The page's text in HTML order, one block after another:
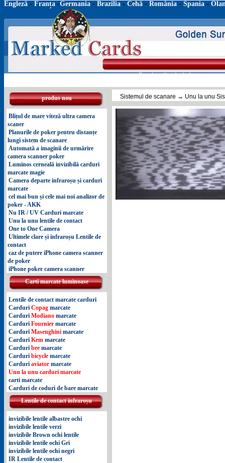
Engleză- Franța-Germania - Brazilia- Cehă - România- Spania -
acasă lentile de infraroșu
produs nou
Blițul de mare viteză ultra camera
scaner
Planurile de poker pentru distanțe
lungi sistem de scanare
Automată a imaginii de urmărire
camera scanner poker
Luminos cerneală invizibilă carduri
marcate magie
Camera departe infraroșu și carduri
marcate
cel mai bun și cele mai noi analizor de
poker - AKK
Nu IR / UV Carduri marcate
Unu la unu lentile de contact
One to One Camera
Ultimele clare și infraroșu Lentile de
contact
caz de putere iPhone camera scanner
de poker
iPhone poker camera scanner
Carti marcate luminoase
Lentile de contact marcate carduri
Carduri Copag marcate
Carduri Modianomarcate
Carduri Fourniermarcate
Carduri Masenghinimarcate
Carduri Kemmarcate
Carduri beemarcate
Carduri bicyclemarcate
Carduri aviatormarcate
Unu la unu carduri marcate
carti marcate
Carduri de coduri de bare marcate
Lentile de contact infraroșu
invizibile lentile albastre ochi
invizibile lentile verzi
invizibile Brown ochi lentile
invizibile lentile ochi Gri
invizibile lentile ochi negri
IR Lentile de contact
Sistemul de scanare → Unu la unu